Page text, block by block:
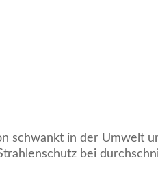
schwankt in der Umwelt
bei